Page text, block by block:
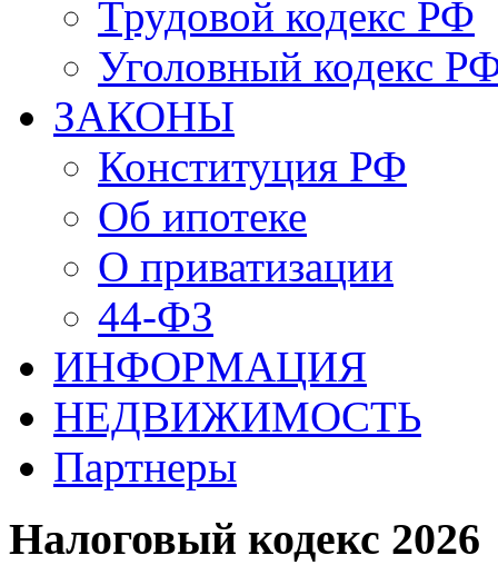
Трудовой кодекс РФ
Уголовный кодекс
ЗАКОНЫ
Конституция РФ
Об ипотеке
О приватизации
44-ФЗ
ИНФОРМАЦИЯ
НЕДВИЖИМОСТЬ
Партнеры
Налоговый кодекс 2026